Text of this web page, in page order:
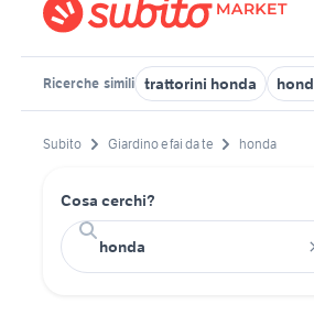
Ricerche simili trattorini honda
Subito Giardino e fai da te honda
Cosa cerchi?